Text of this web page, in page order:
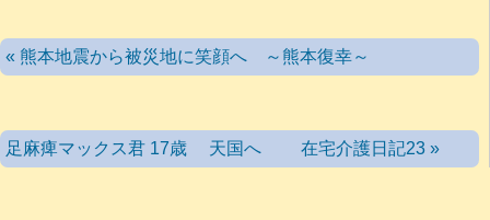
« 熊本地震から被災地に笑顔へ ～熊本復幸～
足麻痺マックス君 17歳 天国へ 在宅介護日記23 »